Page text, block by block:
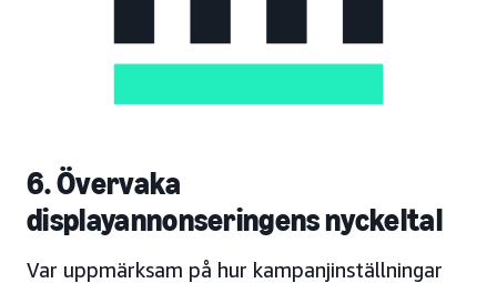
6. Övervaka
displayannonseringens nyckeltal
Var uppmärksam på hur kampanjinställningar